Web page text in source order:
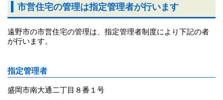
市営住宅の管理は指定管理者が行います
遠野市の市営住宅の管理は、指定管理者制度により下記の者
が行います。
指定管理者
盛岡市南大通二丁目８番１号